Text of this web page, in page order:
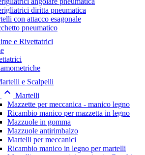
diritta pneumatica
con attacco esagonale
pneumatico
e Rivettatrici
e Scalpelli
 Martelli
Mazzette per meccanica - manico legno
Ricambio manico per mazzetta in legno
Mazzuole in gomma
Mazzuole antirimbalzo
Martelli per meccanici
Ricambio manico in legno per martelli